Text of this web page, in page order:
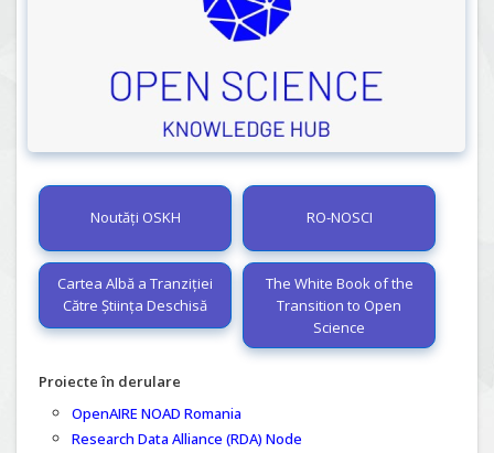
Noutăți OSKH RO-NOSCI
Cartea Albă a Tranziției
Către Știința Deschisă
The White Book of the
Transition to Open
Science
Proiecte în derulare
OpenAIRE NOAD Romania
Research Data Alliance (RDA) Node